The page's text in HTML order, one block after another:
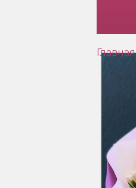
Главная